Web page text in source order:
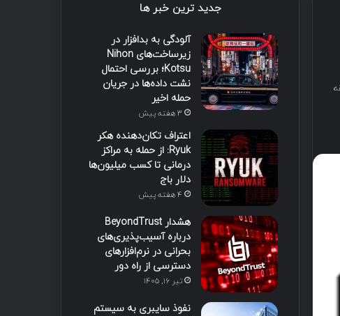
جدید ترین خبر ها
آلودگی به بدافزار در
زیرساخت‌های Nihon
Kotsu؛ بررسی احتمال
نشت داده‌ها در جریان
حمله اخیر
3 هفته پیش
اعتراف تکان‌دهنده هکر
Ryuk: از حمله به مراکز
درمانی تا کسب میلیون‌ها
دلار باج
4 هفته پیش
هشدار BeyondTrust
درباره آسیب‌پذیری‌های
بحرانی در نرم‌افزارهای
دسترسی از راه دور
تیر ۱۶, ۱۴۰۵
نفوذ سایبری به سیستم